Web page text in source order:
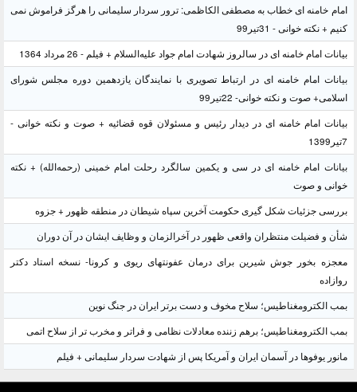
امام خامنه ای خطاب به مصطفی الکاظمی: ترور سردار سلیمانی را هرگز فراموش نمی
کنیم + نکته خوانی - 31تیر99
بیانات امام خامنه ای در سالروز شهادت امام جواد علیه‌السلام + فیلم - 26 مرداد 1364
بیانات امام خامنه ای در ارتباط تصویری با نمایندگان یازدهمین دوره مجلس شورای
اسلامی+ صوت و نکته خوانی- 22تیر99
بیانات امام خامنه ای در دیدار رئیس و مسئولان قوه قضائیه + صوت و نکته خوانی -
7تیر1399
بیانات امام خامنه ای در سی و یکمین سالگرد رحلت امام خمینی (رحمه‌الله) + نکته
خوانی و صوت
بررسی جزئیات شکل گیری حکومت آخرین سپاه شیطان در منطقه ظهور + جزوه
شأن و فضیلت منتظران واقعی ظهور در آخرالزمان و وظایف ایشان در آن دوران
معجزه بخور جوش شیرین برای درمان عفونتهای ریوی و کرونا- نسخه استاد دکتر
روازاده
بمب الکترومغناطیس؛ سلاح مخوف و دست برتر ایران در جنگ نوین
بمب الکترومغناطیس؛ برهم زننده معادلات نظامی و فراتر و مخرب تر از سلاح اتمی
مانور یوفوها در آسمان ایران و آمریکا پس از شهادت سردار سلیمانی + فیلم